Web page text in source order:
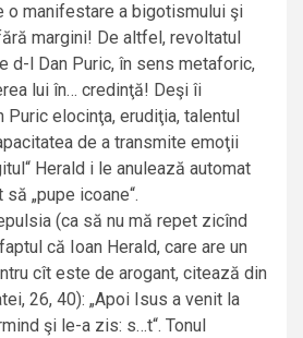
o manifestare a bigotismului şi
margini! De altfel, revoltatul
d-l Dan Puric, în sens metaforic,
lui în… credinţă! Deşi îi
Puric elocinţa, erudiţia, talentul
de a transmite emoţii
Herald i le anulează automat
„pupe icoane“.
(ca să nu mă repet zicînd
că Ioan Herald, care are un
cît este de arogant, citează din
26, 40): „Apoi Isus a venit la
şi le-a zis: s…t“. Tonul